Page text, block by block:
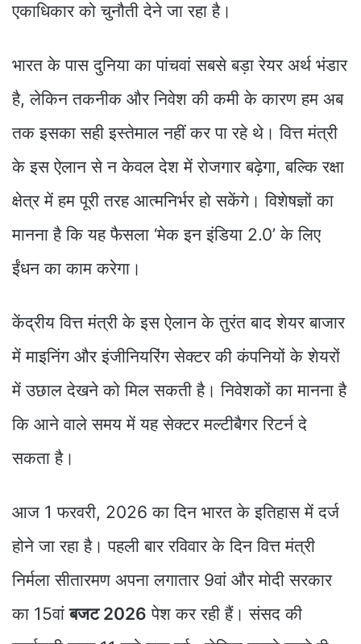
एकाधिकार को चुनौती देने जा रहा है।
भारत के पास दुनिया का पांचवां सबसे बड़ा रेयर अर्थ भंडार
है, लेकिन तकनीक और निवेश की कमी के कारण हम अब
तक इसका सही इस्तेमाल नहीं कर पा रहे थे। वित्त मंत्री
के इस ऐलान से न केवल देश में रोजगार बढ़ेगा, बल्कि रक्षा
क्षेत्र में हम पूरी तरह आत्मनिर्भर हो सकेंगे। विशेषज्ञों का
मानना है कि यह फैसला ‘मेक इन इंडिया 2.0’ के लिए
ईंधन का काम करेगा।
केंद्रीय वित्त मंत्री के इस ऐलान के तुरंत बाद शेयर बाजार
में माइनिंग और इंजीनियरिंग सेक्टर की कंपनियों के शेयरों
में उछाल देखने को मिल सकती है। निवेशकों का मानना है
कि आने वाले समय में यह सेक्टर मल्टीबैगर रिटर्न दे
सकता है।
आज 1 फरवरी, 2026 का दिन भारत के इतिहास में दर्ज
होने जा रहा है। पहली बार रविवार के दिन वित्त मंत्री
निर्मला सीतारमण अपना लगातार 9वां और मोदी सरकार
का 15वांबजट 2026 पेश कर रही हैं। संसद की